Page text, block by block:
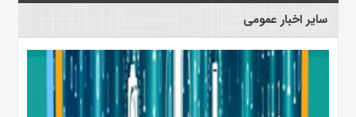
سایر اخبار عمومی